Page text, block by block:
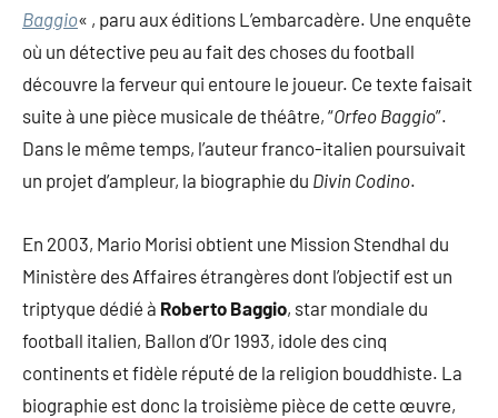
Baggio« , paru aux éditions L’embarcadère. Une enquête
où un détective peu au fait des choses du football
découvre la ferveur qui entoure le joueur. Ce texte faisait
suite à une pièce musicale de théâtre, “Orfeo Baggio”.
Dans le même temps, l’auteur franco-italien poursuivait
un projet d’ampleur, la biographie du Divin Codino.
En 2003, Mario Morisi obtient une Mission Stendhal du
Ministère des Affaires étrangères dont l’objectif est un
triptyque dédié à Roberto Baggio, star mondiale du
football italien, Ballon d’Or 1993, idole des cinq
continents et fidèle réputé de la religion bouddhiste. La
biographie est donc la troisième pièce de cette œuvre,